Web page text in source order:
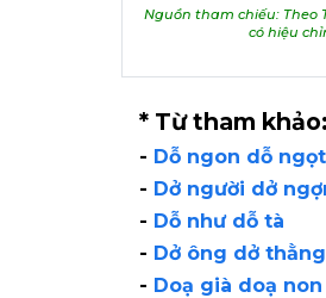
Nguồn tham chiếu: Theo
có hiệu
* Từ tham khảo:
- Dỗ ngon dỗ ngọt
- Dở người dở
- Dỗ như dỗ tà
- Dở ông dở thằng
- Doạ già doạ non